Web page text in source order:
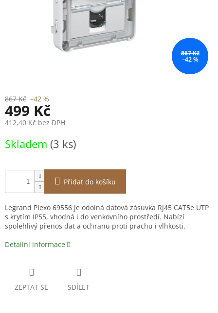
867 Kč
–42 %
867 Kč –42 %
499 Kč
412,40 Kč bez DPH
cena:
Skladem (3 ks)
Přidat do košíku
Legrand Plexo 69556 je odolná datová zásuvka RJ45 CAT5e UTP
s krytím IP55, vhodná i do venkovního prostředí. Nabízí
spolehlivý přenos dat a ochranu proti prachu i vlhkosti.
Detailní informace
ZEPTAT SE SDÍLET